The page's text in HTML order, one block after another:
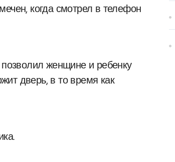
когда смотрел в телефон
женщине и ребенку
дверь, в то время как